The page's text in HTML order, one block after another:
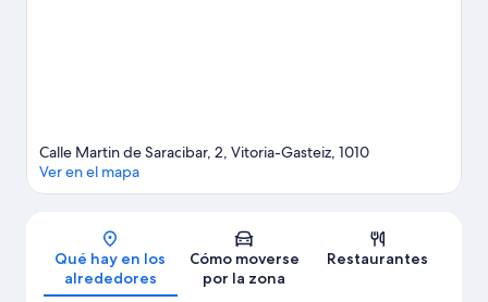
Mapa
Calle Martin de Saracibar, 2, Vitoria-Gasteiz, 1010
Ver en el mapa
Qué hay en los
alrededores
Cómo moverse
por la zona
Restaurantes